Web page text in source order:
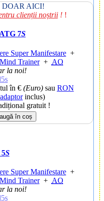
AICI!
clienții noștrii! !
7S
Super Manifestare+
Trainer+ AO
la noi!
în € (Euro)sau RON
adaptorinclus)
gratuit !
în coș
S
Super Manifestare+
Trainer+ AO
la noi!